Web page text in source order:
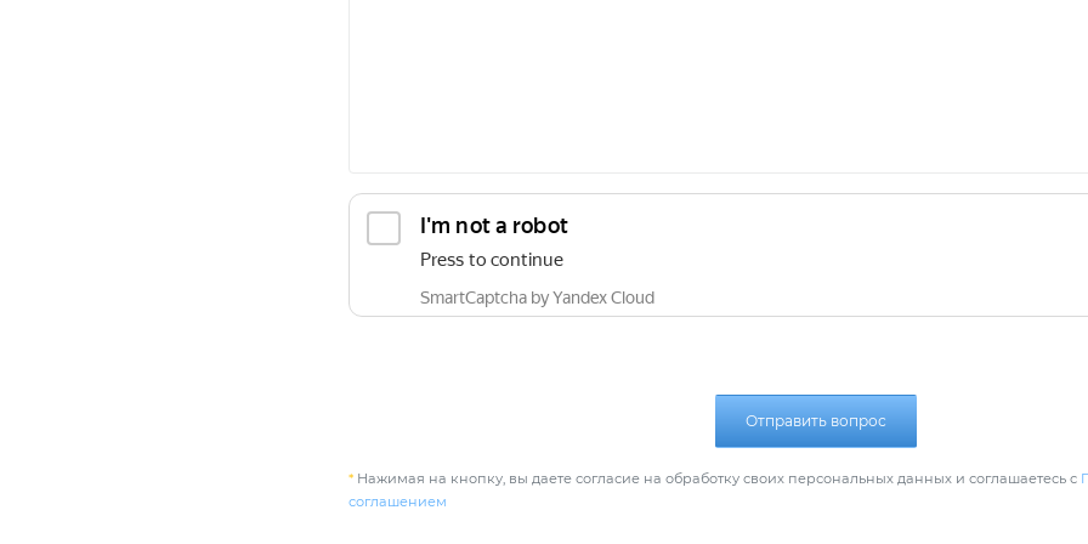
Отправить вопрос
* Нажимая на кнопку, вы даете согласие на обработку своих персональных данных и соглашаетесь с
соглашением